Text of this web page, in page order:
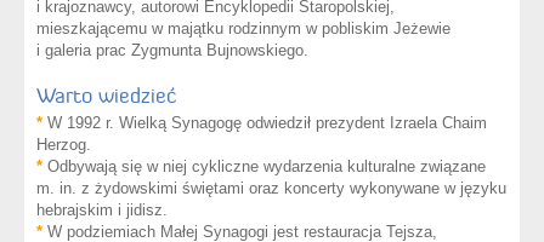
i krajoznawcy, autorowi Encyklopedii Staropolskiej,
mieszkającemu w majątku rodzinnym w pobliskim Jeżewie
i galeria prac Zygmunta Bujnowskiego.
Warto wiedzieć
* W 1992 r. Wielką Synagogę odwiedził prezydent Izraela Chaim
Herzog.
* Odbywają się w niej cykliczne wydarzenia kulturalne związane
m. in. z żydowskimi świętami oraz koncerty wykonywane w języku
hebrajskim i jidisz.
* W podziemiach Małej Synagogi jest restauracja Tejsza,